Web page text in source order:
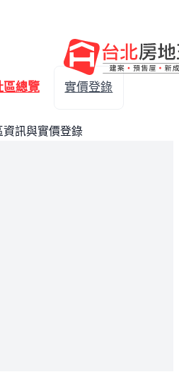
區總覽 實價登錄
資訊與實價登錄